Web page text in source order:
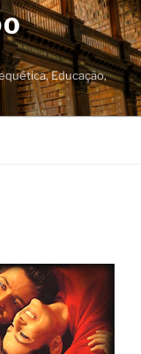
Educação,